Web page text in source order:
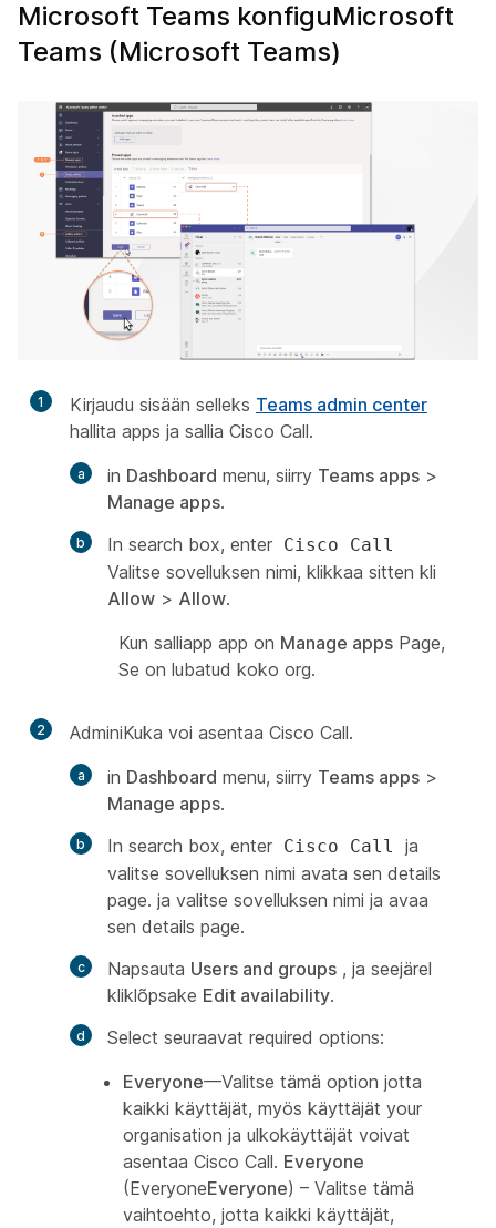
Microsoft Teams konfiguMicrosoft
Teams (Microsoft Teams)
1 Kirjaudu sisään selleks Teams admin center
hallita apps ja sallia Cisco Call.
in Dashboard menu, siirry Teams apps >
Manage apps.
In search box, enter Cisco Call
Valitse sovelluksen nimi, klikkaa sitten kli
Allow > Allow.
Kun salliapp app on Manage apps Page,
Se on lubatud koko org.
2
AdminiKuka voi asentaa Cisco Call.
in Dashboard menu, siirry Teams apps >
Manage apps.
In search box, enter Cisco Call
ja
valitse sovelluksen nimi avata sen details
page. ja valitse sovelluksen nimi ja avaa
sen details page.
Napsauta Users and groups , ja seejärel
kliklõpsake Edit availability.
Select seuraavat required options:
Everyone—Valitse tämä option jotta
kaikki käyttäjät, myös käyttäjät your
organisation ja ulkokäyttäjät voivat
asentaa Cisco Call. Everyone
(EveryoneEveryone) – Valitse tämä
vaihtoehto, jotta kaikki käyttäjät,